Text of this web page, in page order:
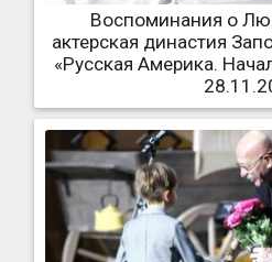
Воспоминания о
актерская династия
«Русская Америка.